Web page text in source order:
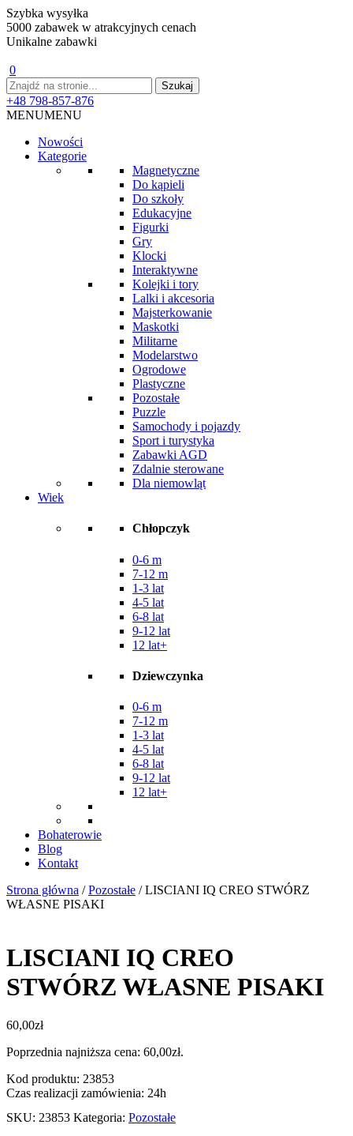
Szybka wysyłka
5000 zabawek w atrakcyjnych cenach
Unikalne zabawki
0
+48 798-857-876
MENUMENU
Nowości
Kategorie
Magnetyczne
Do kąpieli
Do szkoły
Edukacyjne
Figurki
Gry
Klocki
Interaktywne
Kolejki i tory
Lalki i akcesoria
Majsterkowanie
Maskotki
Militarne
Modelarstwo
Ogrodowe
Plastyczne
Pozostałe
Puzzle
Samochody i pojazdy
Sport i turystyka
Zabawki AGD
Zdalnie sterowane
Dla niemowląt
Wiek
Chłopczyk
0-6 m
7-12 m
1-3 lat
4-5 lat
6-8 lat
9-12 lat
12 lat+
Dziewczynka
0-6 m
7-12 m
1-3 lat
4-5 lat
6-8 lat
9-12 lat
12 lat+
Bohaterowie
Blog
Kontakt
Strona główna /Pozostałe / LISCIANI IQ CREO STWÓRZ
WŁASNE PISAKI
LISCIANI IQ CREO
STWÓRZ WŁASNE PISAKI
60,00zł
Poprzednia najniższa cena: 60,00zł.
Kod produktu: 23853
Czas realizacji zamówienia: 24h
SKU: 23853 Kategoria: Pozostałe